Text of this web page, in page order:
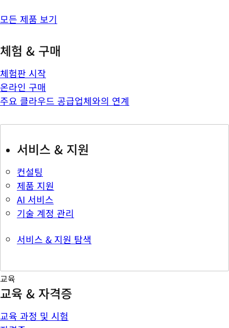
모든 제품 보기
체험 & 구매
체험판 시작
온라인 구매
주요 클라우드 공급업체와의 연계
서비스 & 지원
컨설팅
제품 지원
AI 서비스
기술 계정 관리
서비스 & 지원 탐색
교육
교육 & 자격증
교육 과정 및 시험